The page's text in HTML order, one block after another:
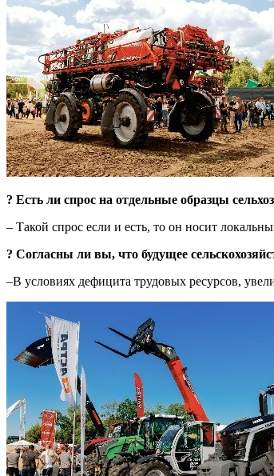
? Есть ли спрос на отдельные образцы
– Такой спрос если и есть, то он носит
? Согласны ли вы, что будущее
–В условиях дефицита трудовых ресурсов,